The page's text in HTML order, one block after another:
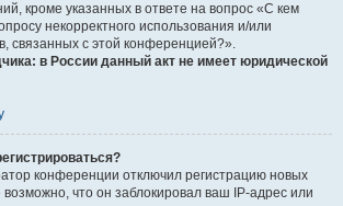
кроме указанных в ответе на вопрос «С кем
некорректного использования и/или
связанных с этой конференцией?».
в России данный акт не имеет юридической
конференции отключил регистрацию новых
возможно, что он заблокировал ваш IP-адрес или